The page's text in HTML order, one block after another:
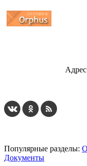
Популярные разделы:
Документы